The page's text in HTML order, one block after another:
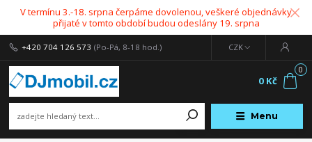
V termínu 3.-18. srpna čerpáme dovolenou, veškeré objednávky
přijaté v tomto období budou odeslány 19. srpna
Menu
CZK
+420 704 126 573 (Po-Pá, 8-18 hod.)
0
0 Kč